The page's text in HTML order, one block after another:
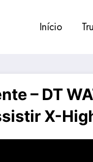
Início
– DT
X-